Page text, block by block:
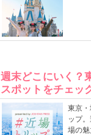
週末どこにいく？
スポットをチェッ
東京
ップ
場の魅